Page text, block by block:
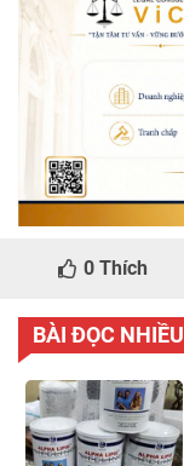
0 Thích
BÀI ĐỌC NHIỀU